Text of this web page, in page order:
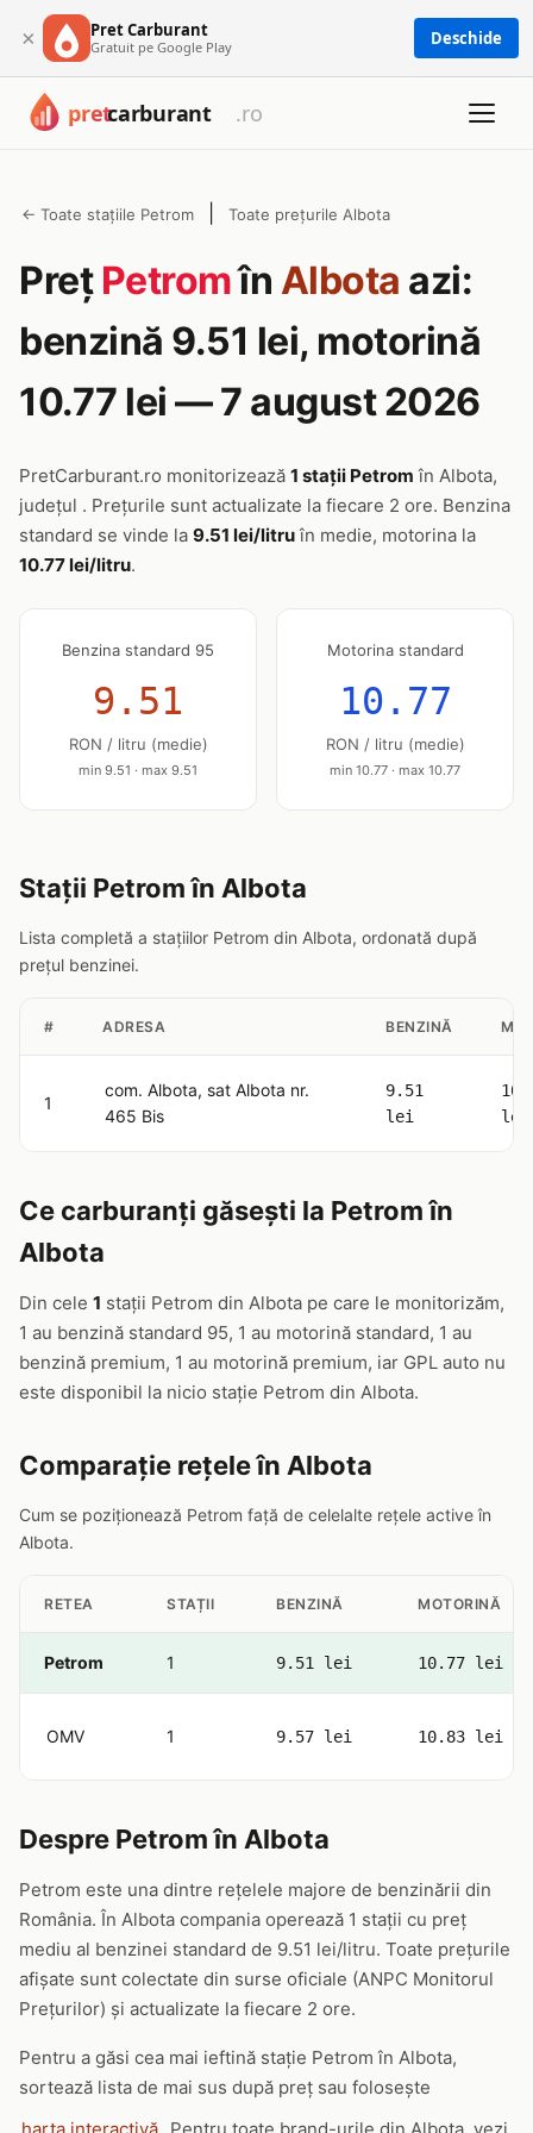
× Pret Carburant
Gratuit pe Google Play Deschide
← Toate stațiile Petrom Toate prețurile Albota
Preț Petromîn Albota azi:
benzină 9.51 lei, motorină
10.77 lei — 7 august 2026
PretCarburant.ro monitorizează 1 stații Petrom în Albota,
județul . Prețurile sunt actualizate la fiecare 2 ore. Benzina
standard se vinde la 9.51 lei/litruîn medie, motorina la
10.77 lei/litru.
Benzina standard 95
9.51
RON / litru (medie)
min 9.51 · max 9.51
Motorina standard
10.77
RON / litru (medie)
min 10.77 · max 10.77
Stații Petrom în Albota
Lista completă a stațiilor Petrom din Albota, ordonată după
prețul benzinei.
# ADRESA BENZINĂ
1
com. Albota, sat Albota nr.
465 Bis
9.51
lei
lei
Ce carburanți găsești la Petrom în
Albota
Din cele 1 stații Petrom din Albota pe care le monitorizăm,
1 au benzină standard 95, 1 au motorină standard, 1 au
benzină premium, 1 au motorină premium, iar GPL auto nu
este disponibil la nicio stație Petrom din Albota.
Comparație rețele în Albota
Cum se poziționează Petrom față de celelalte rețele active în
Albota.
RETEA STAȚII BENZINĂ MOTORINĂ
Petrom 1 9.51 lei 10.77 lei
OMV 1 9.57 lei 10.83 lei
Despre Petrom în Albota
Petrom este una dintre rețelele majore de benzinării din
România. În Albota compania operează 1 stații cu preț
mediu al benzinei standard de 9.51 lei/litru. Toate prețurile
afișate sunt colectate din surse oficiale (ANPC Monitorul
Prețurilor) și actualizate la fiecare 2 ore.
Pentru a găsi cea mai ieftină stație Petrom în Albota,
sortează lista de mai sus după preț sau folosește
harta interactivă . Pentru toate brand-urile din Albota, vezi